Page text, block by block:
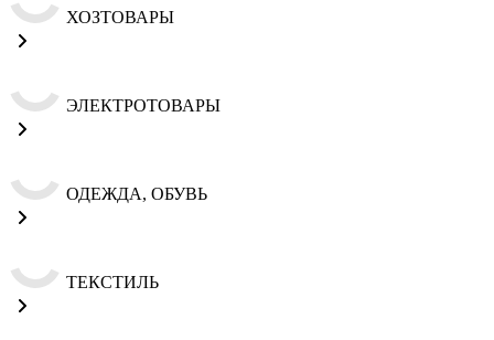
ХОЗТОВАРЫ
ЭЛЕКТРОТОВАРЫ
ОДЕЖДА, ОБУВЬ
ТЕКСТИЛЬ